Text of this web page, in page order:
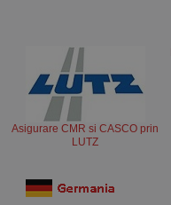
Asigurare CMR si CASCO prin
LUTZ